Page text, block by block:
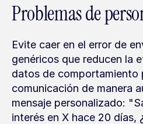
Problemas de
Evite caer en el error de
genéricos que reducen la
datos de comportamiento
comunicación de manera
mensaje personalizado:
interés en X hace 20 días,